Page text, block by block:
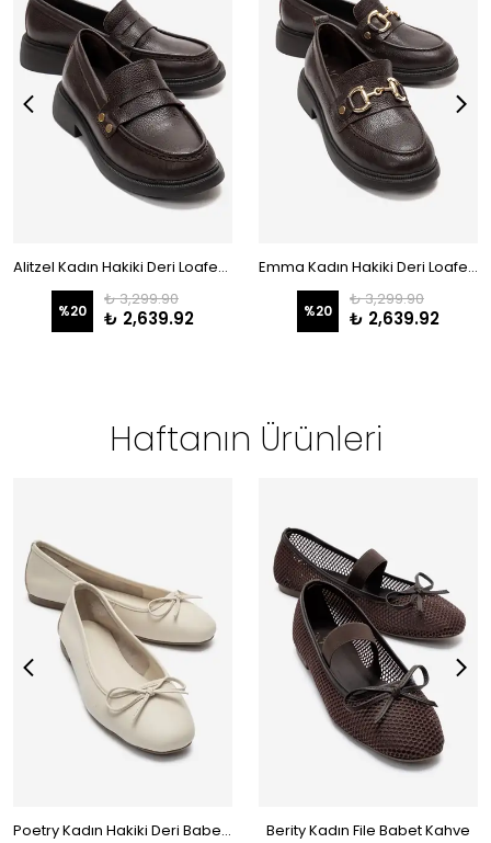
Alitzel Kadın Hakiki Deri Loafer Kahve
%20
₺ 3,299.90
₺ 2,639.92
Emma Kadın Hakiki Deri Loafer Kahve
%20
₺ 3,299.90
₺ 2,639.92
Haftanın Ürünleri
Poetry Kadın Hakiki Deri Babet Bej Berity Kadın File Babet Kahve